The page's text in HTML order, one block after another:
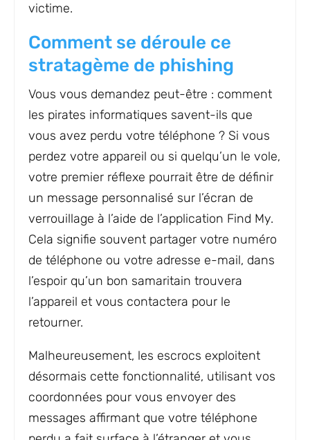
victime.
Comment se déroule ce
stratagème de phishing
Vous vous demandez peut-être : comment
les pirates informatiques savent-ils que
vous avez perdu votre téléphone ? Si vous
perdez votre appareil ou si quelqu’un le vole,
votre premier réflexe pourrait être de définir
un message personnalisé sur l’écran de
verrouillage à l’aide de l’application Find My.
Cela signifie souvent partager votre numéro
de téléphone ou votre adresse e-mail, dans
l’espoir qu’un bon samaritain trouvera
l’appareil et vous contactera pour le
retourner.
Malheureusement, les escrocs exploitent
désormais cette fonctionnalité, utilisant vos
coordonnées pour vous envoyer des
messages affirmant que votre téléphone